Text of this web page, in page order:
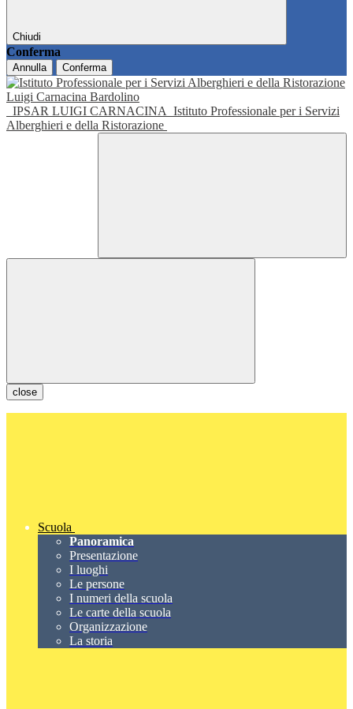
Chiudi
Conferma
Annulla Conferma
IPSAR LUIGI CARNACINA Istituto Professionale per i Servizi
Alberghieri e della Ristorazione
close
Scuola
Panoramica
Presentazione
I luoghi
Le persone
I numeri della scuola
Le carte della scuola
Organizzazione
La storia